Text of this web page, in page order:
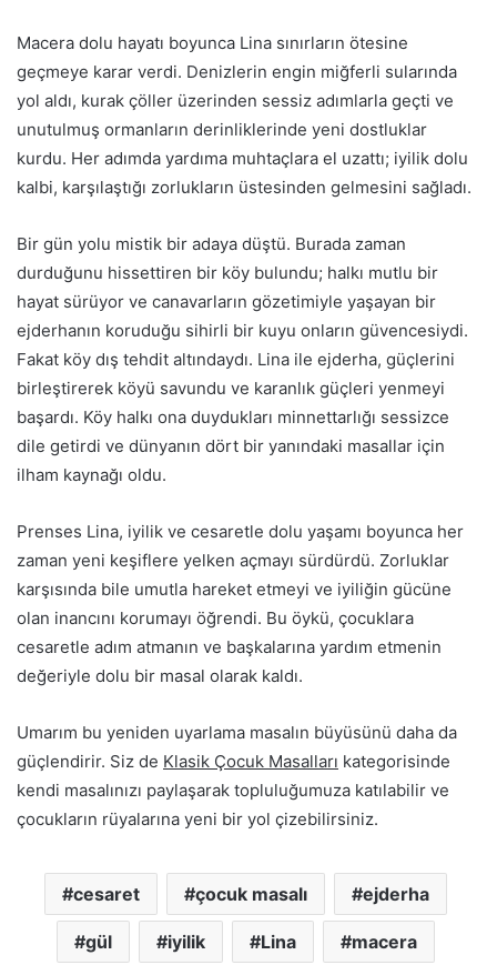
Macera dolu hayatı boyunca Lina sınırların ötesine
geçmeye karar verdi. Denizlerin engin miğferli sularında
yol aldı, kurak çöller üzerinden sessiz adımlarla geçti ve
unutulmuş ormanların derinliklerinde yeni dostluklar
kurdu. Her adımda yardıma muhtaçlara el uzattı; iyilik dolu
kalbi, karşılaştığı zorlukların üstesinden gelmesini sağladı.
Bir gün yolu mistik bir adaya düştü. Burada zaman
durduğunu hissettiren bir köy bulundu; halkı mutlu bir
hayat sürüyor ve canavarların gözetimiyle yaşayan bir
ejderhanın koruduğu sihirli bir kuyu onların güvencesiydi.
Fakat köy dış tehdit altındaydı. Lina ile ejderha, güçlerini
birleştirerek köyü savundu ve karanlık güçleri yenmeyi
başardı. Köy halkı ona duydukları minnettarlığı sessizce
dile getirdi ve dünyanın dört bir yanındaki masallar için
ilham kaynağı oldu.
Prenses Lina, iyilik ve cesaretle dolu yaşamı boyunca her
zaman yeni keşiflere yelken açmayı sürdürdü. Zorluklar
karşısında bile umutla hareket etmeyi ve iyiliğin gücüne
olan inancını korumayı öğrendi. Bu öykü, çocuklara
cesaretle adım atmanın ve başkalarına yardım etmenin
değeriyle dolu bir masal olarak kaldı.
Umarım bu yeniden uyarlama masalın büyüsünü daha da
güçlendirir. Siz de Klasik Çocuk Masalları kategorisinde
kendi masalınızı paylaşarak topluluğumuza katılabilir ve
çocukların rüyalarına yeni bir yol çizebilirsiniz.
cesaret çocuk masalı ejderha
gül iyilik Lina macera